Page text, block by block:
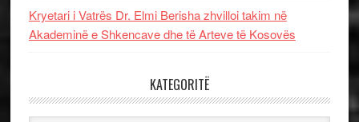
Kryetari i Vatrës Dr. Elmi Berisha zhvilloi takim në
Akademinë e Shkencave dhe të Arteve të Kosovës
KATEGORITË